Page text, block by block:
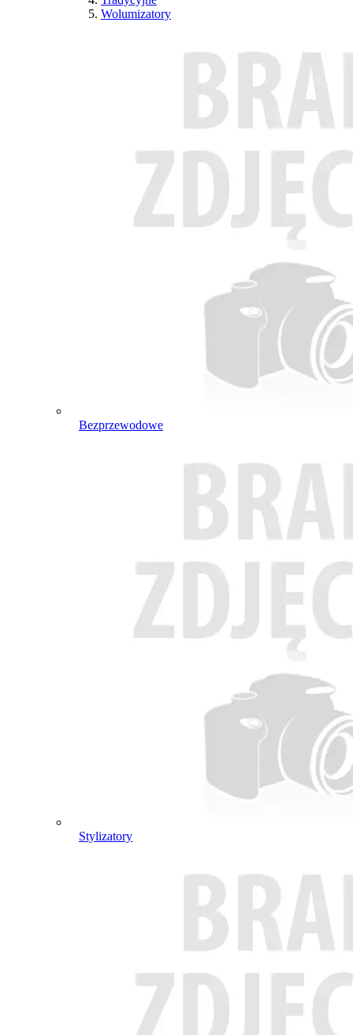
Wolumizatory
Bezprzewodowe
Stylizatory